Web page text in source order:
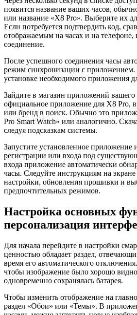
появится название ваших часов,
или название «X8 Pro». Выберите их
Если потребуется подтвердить код,
отображаемым на часах и на телефоне,
соединение.
После успешного соединения часы
режим синхронизации с приложением.
установке необходимого приложения
Зайдите в магазин приложений
официальное приложение для X8 Pro,
или бренд в поиск. Обычно это
Pro Smart Watch» или аналогично.
следуя подсказкам системы.
Запустите установленное приложение
регистрации или входа под
входа приложение автоматически
часы. Следуйте инструкциям на
настройки, обновления прошивки и
предпочтительных режимов.
Настройка основных
персонализация
Для начала перейдите в настройки
ценностью обладает раздел,
время его автоматического
чтобы изображение было хорошо
одновременно сохранялась батарея.
Чтобы изменить отображение на
раздел «Обои» или «Темы». В